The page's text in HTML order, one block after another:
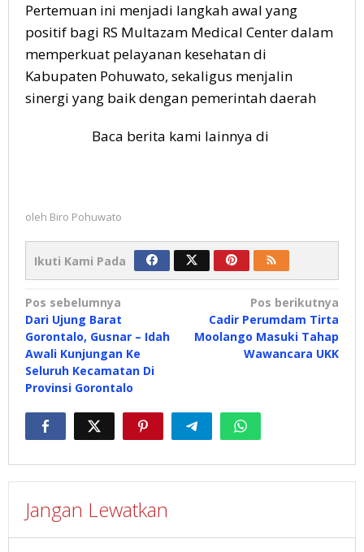
Pertemuan ini menjadi langkah awal yang
positif bagi RS Multazam Medical Center dalam
memperkuat pelayanan kesehatan di
Kabupaten Pohuwato, sekaligus menjalin
sinergi yang baik dengan pemerintah daerah
Baca berita kami lainnya di
oleh Biro Pohuwato
Ikuti Kami Pada
Navigasi
pos
Pos sebelumnya
Dari Ujung Barat
Gorontalo, Gusnar – Idah
Awali Kunjungan Ke
Seluruh Kecamatan Di
Provinsi Gorontalo
Pos berikutnya
Cadir Perumdam Tirta
Moolango Masuki Tahap
Wawancara UKK
Jangan Lewatkan